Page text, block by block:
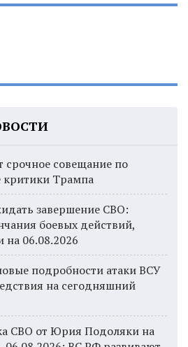
срочное совещание по
критики Трампа
завершение СВО:
боевых действий,
на 06.08.2026
подробности атаки ВСУ
на сегодняшний
СВО от Юрия Подоляки на